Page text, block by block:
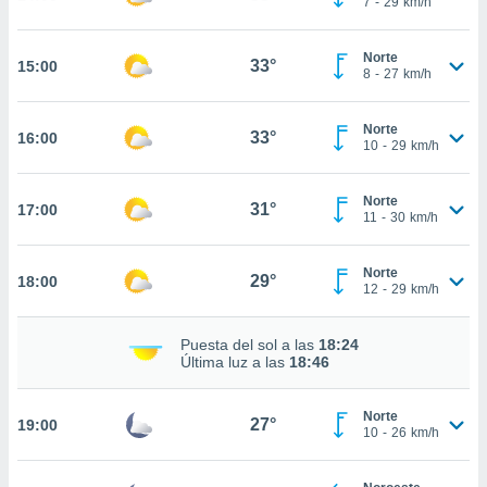
de que
sean
el sitio
para
ni para
aunque
no
abono
15:00 33°
Norte
8 - 27 km/h
16:00 33°
Norte
10 - 29 km/h
17:00 31°
Norte
11 - 30 km/h
18:00 29°
Norte
12 - 29 km/h
Puesta del sol a las 18:24
Última luz a las 18:46
19:00 27°
Norte
10 - 26 km/h